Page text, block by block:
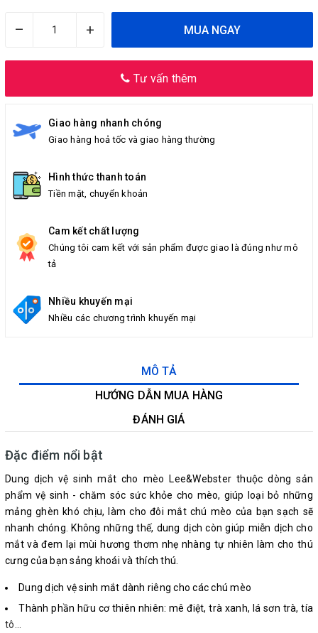
– + MUA NGAY
Tư vấn thêm
Giao hàng nhanh chóng
Giao hàng hoả tốc và giao hàng thường
Hình thức thanh toán
Tiền mặt, chuyển khoản
Cam kết chất lượng
Chúng tôi cam kết với sản phẩm được giao là đúng như mô
tả
Nhiều khuyến mại
Nhiều các chương trình khuyến mại
MÔ TẢ
HƯỚNG DẪN MUA HÀNG
ĐÁNH GIÁ
Đặc điểm nổi bật
Dung dịch vệ sinh mắt cho mèo Lee&Webster thuộc dòng sản
phẩm vệ sinh - chăm sóc sức khỏe cho mèo, giúp loại bỏ những
mảng ghèn khó chịu, làm cho đôi mắt chú mèo của bạn sạch sẽ
nhanh chóng. Không những thế, dung dịch còn giúp miễn dịch cho
mắt và đem lại mùi hương thơm nhẹ nhàng tự nhiên làm cho thú
cưng của bạn sảng khoái và thích thú.
Dung dịch vệ sinh mắt dành riêng cho các chú mèo
Thành phần hữu cơ thiên nhiên: mê điệt, trà xanh, lá sơn trà, tía
tô...